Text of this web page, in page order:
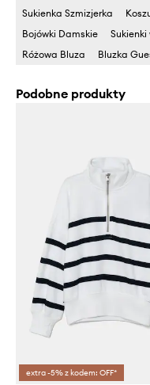
Sukienka Szmizjerka
Bojówki Damskie
Różowa Bluza
Bluzka
Podobne produkty
extra -5% z kodem: OFF*